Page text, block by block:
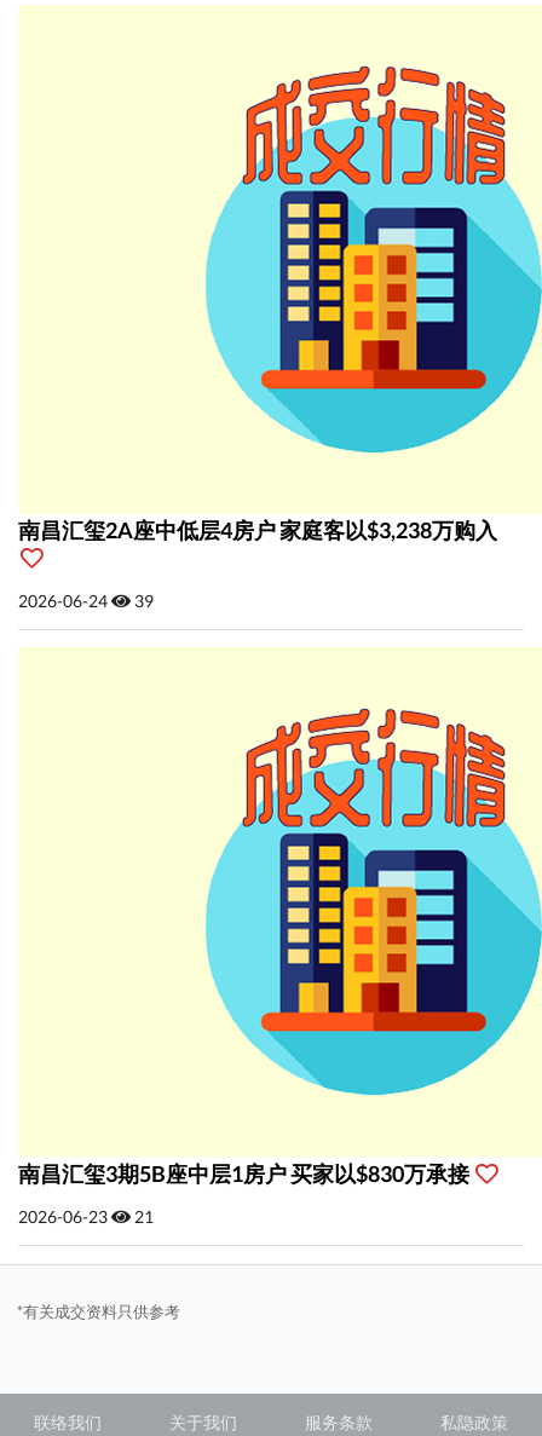
南昌汇玺2A座中低层4房户 家庭客以$3,238万购入
2026-06-24 39
南昌汇玺3期5B座中层1房户 买家以$830万承接
2026-06-23 21
*有关成交资料只供参考
联络我们 关于我们 服务条款 私隐政策